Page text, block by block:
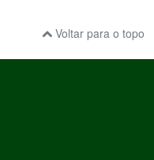
Voltar para o topo